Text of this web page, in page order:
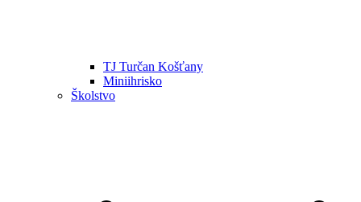
TJ Turčan Košťany
Miniihrisko
Školstvo